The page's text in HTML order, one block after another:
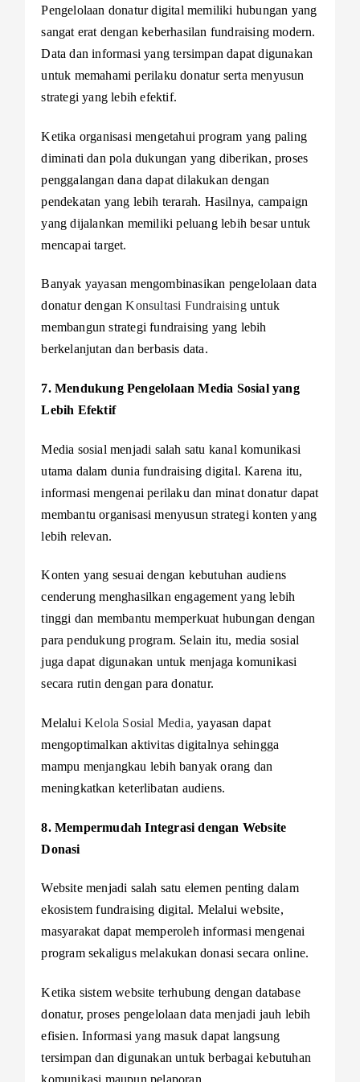
Pengelolaan donatur digital memiliki hubungan yang
sangat erat dengan keberhasilan fundraising modern.
Data dan informasi yang tersimpan dapat digunakan
untuk memahami perilaku donatur serta menyusun
strategi yang lebih efektif.
Ketika organisasi mengetahui program yang paling
diminati dan pola dukungan yang diberikan, proses
penggalangan dana dapat dilakukan dengan
pendekatan yang lebih terarah. Hasilnya, campaign
yang dijalankan memiliki peluang lebih besar untuk
mencapai target.
Banyak yayasan mengombinasikan pengelolaan data
donatur denganKonsultasi Fundraisinguntuk
membangun strategi fundraising yang lebih
berkelanjutan dan berbasis data.
7. Mendukung Pengelolaan Media Sosial yang
Lebih Efektif
Media sosial menjadi salah satu kanal komunikasi
utama dalam dunia fundraising digital. Karena itu,
informasi mengenai perilaku dan minat donatur dapat
membantu organisasi menyusun strategi konten yang
lebih relevan.
Konten yang sesuai dengan kebutuhan audiens
cenderung menghasilkan engagement yang lebih
tinggi dan membantu memperkuat hubungan dengan
para pendukung program. Selain itu, media sosial
juga dapat digunakan untuk menjaga komunikasi
secara rutin dengan para donatur.
Melalui Kelola Sosial Media, yayasan dapat
mengoptimalkan aktivitas digitalnya sehingga
mampu menjangkau lebih banyak orang dan
meningkatkan keterlibatan audiens.
8. Mempermudah Integrasi dengan Website
Donasi
Website menjadi salah satu elemen penting dalam
ekosistem fundraising digital. Melalui website,
masyarakat dapat memperoleh informasi mengenai
program sekaligus melakukan donasi secara online.
Ketika sistem website terhubung dengan database
donatur, proses pengelolaan data menjadi jauh lebih
efisien. Informasi yang masuk dapat langsung
tersimpan dan digunakan untuk berbagai kebutuhan
komunikasi maupun pelaporan.